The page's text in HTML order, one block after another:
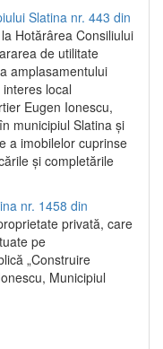
Slatina nr. 443 din
Hotărârea Consiliului
de utilitate
amplasamentului
local
Eugen Ionescu,
municipiul Slatina şi
a imobilelor cuprinse
şi completările
nr. 1458 din
privată, care
pe
„Construire
Municipiul